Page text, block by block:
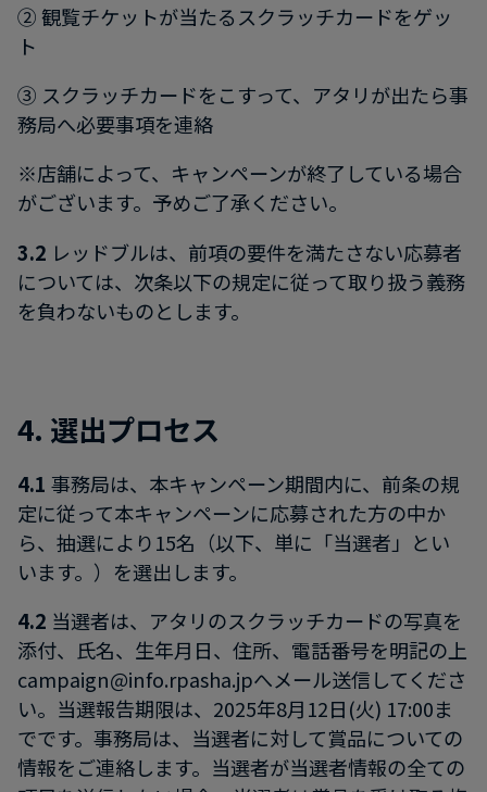
② 観覧チケットが当たるスクラッチカードをゲッ
ト
③ スクラッチカードをこすって、アタリが出たら事
務局へ必要事項を連絡
※店舗によって、キャンペーンが終了している場合
がございます。予めご了承ください。
3.2 レッドブルは、前項の要件を満たさない応募者
については、次条以下の規定に従って取り扱う義務
を負わないものとします。
4. 選出プロセス
4.1 事務局は、本キャンペーン期間内に、前条の規
定に従って本キャンペーンに応募された方の中か
ら、抽選により15名（以下、単に「当選者」とい
います。）を選出します。
4.2 当選者は、アタリのスクラッチカードの写真を
添付、氏名、生年月日、住所、電話番号を明記の上
campaign@info.rpasha.jpへメール送信してくださ
い。当選報告期限は、2025年8月12日(火) 17:00ま
でです。事務局は、当選者に対して賞品についての
情報をご連絡します。当選者が当選者情報の全ての